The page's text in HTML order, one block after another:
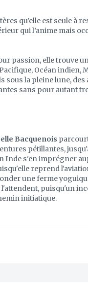
qu’elle est seule à
qui l’anime mais
passion, elle trouve
Océan indien,
sous la pleine lune, des
sans pour autant
Bacquenois
pétillantes,
Inde s'en imprégner
reprend
une ferme
puisqu'un
initiatique.